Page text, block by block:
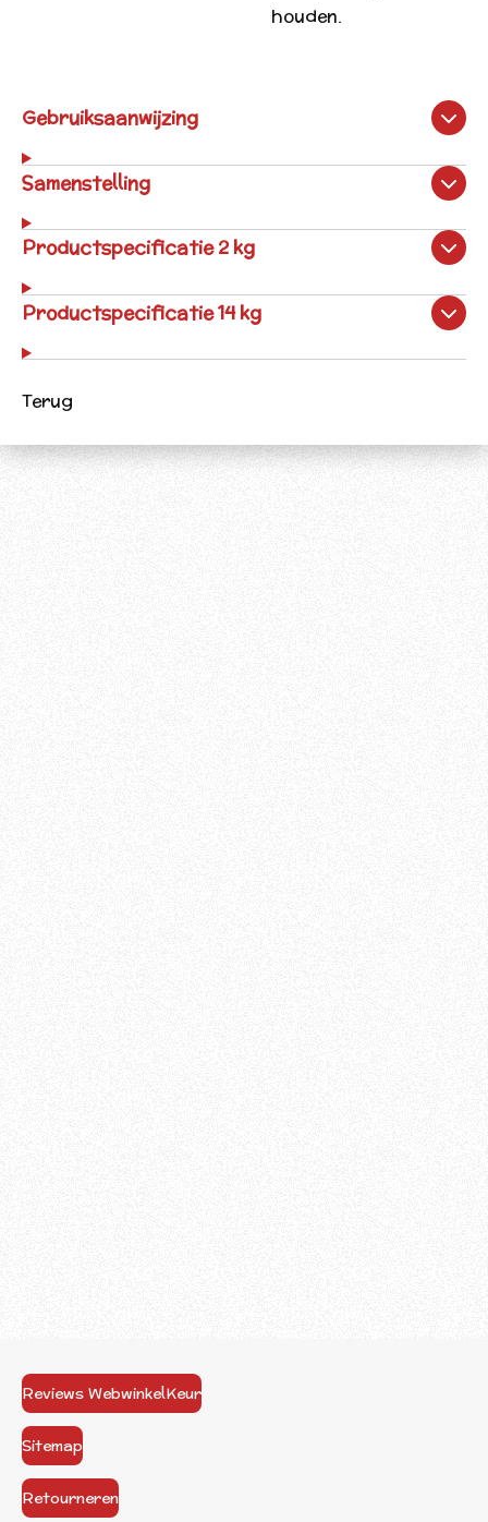
houden.
Gebruiksaanwijzing
Samenstelling
Productspecificatie 2 kg
Productspecificatie 14 kg
Terug
Reviews WebwinkelKeur
Sitemap
Retourneren